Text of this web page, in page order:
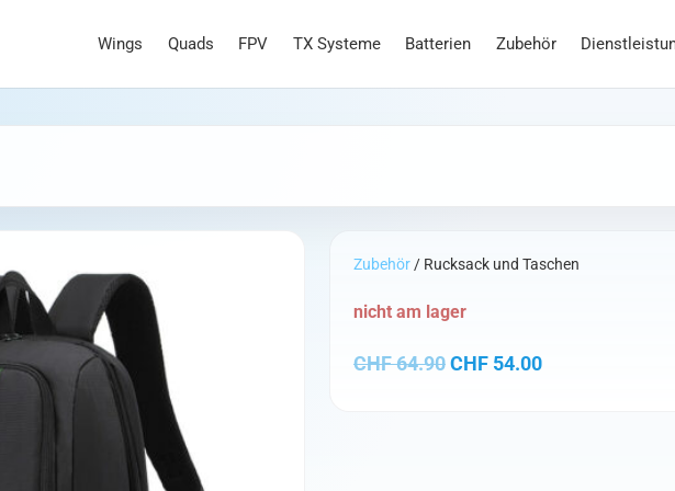
Wings Quads FPV TX Systeme Batterien Zubehör
Zubehör/ Rucksack und Taschen
CHF64.90Ursprünglicher Preis war:
CHF 54.00Aktueller Preis
nicht am lager